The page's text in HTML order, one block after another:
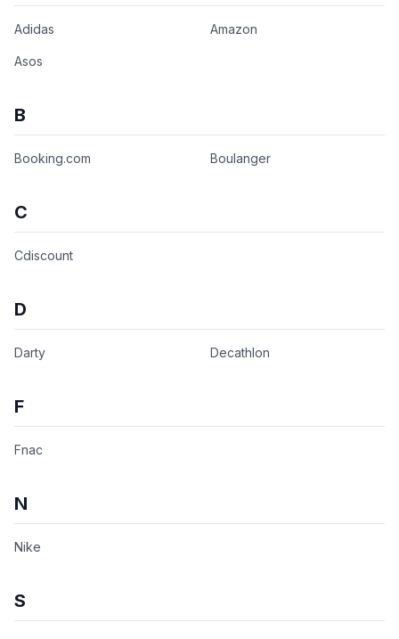
Adidas Amazon
Asos
B
Booking.com Boulanger
C
Cdiscount
D
Darty Decathlon
F
Fnac
N
Nike
S